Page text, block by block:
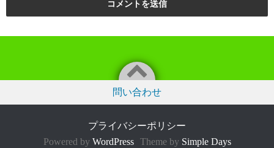
問い合わせ
プライバシーポリシー
Powered by WordPress Theme by Simple Days